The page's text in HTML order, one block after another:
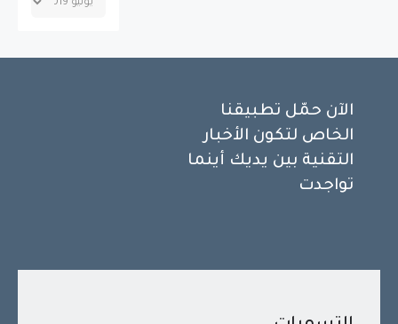
الآن حمّل تطبيقنا
الخاص لتكون الأخبار
التقنية بين يديك أينما
تواجدت